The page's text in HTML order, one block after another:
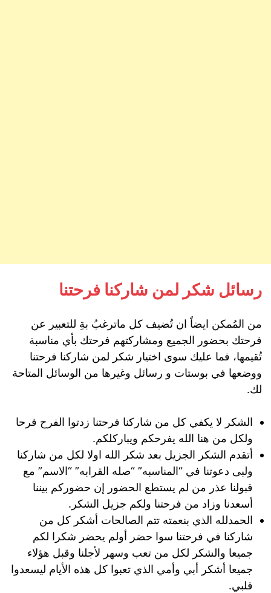
رسائل شكر لمن شاركنا فرحتنا
من المُمكن ايضاً ان تُضيف كل ماترغبُ بةِ للتعبير عن
فرحتك بحضور الجميع ومشاركتهم فرحتك بأي مناسبة
تُقيمها، فما عليك سوى اختيار شكر لمن شاركنا فرحتنا
ووضعها في بوستات و رسائل وغيرها من الوسائل المتاحة
لك.
الشكر لا يكفي كل من شاركنا فرحتنا زدتوا الفرح فرحا
ولكل من هنا الله يفرحكم ويباركلكم.
أتقدم الشكر الجزيل بعد شكر الله اولا لكل من شاركنا
ولبى دعوتنا في “المناسبه” “صله القرابه” “الاسم” مع
قبولنا عذر من لم يستطع الحضور إن حضوركم بيننا
أسعدنا وزاد من فرحتنا ولكم جزيل الشكر.
الحمدلله الذي بنعمته تتم الصالحات أشكر كل من
شاركنا في فرحتنا سوا حضر أولم يحضر شكرا لكم
جميعا والشكر لكل من تعب وسهر لأجلنا وقبل هؤلاء
جميعا أشكر أبي وأمي الذي تعبوا كل هذه الأيام ليسعدوا
قلبي.